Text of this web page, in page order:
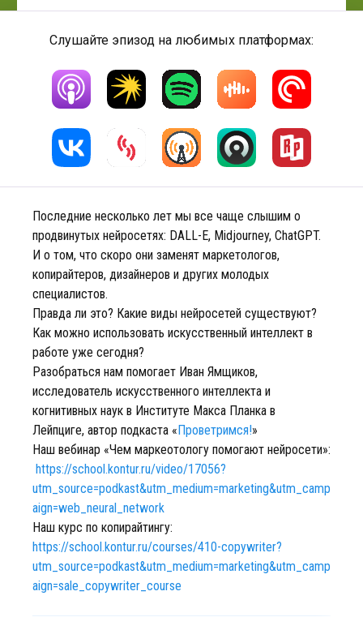
Слушайте эпизод на любимых платформах:
Последние несколько лет мы все чаще слышим о
продвинутых нейросетях: DALL-E, Midjourney, ChatGPT.
И о том, что скоро они заменят маркетологов,
копирайтеров, дизайнеров и других молодых
специалистов.
Правда ли это? Какие виды нейросетей существуют?
Как можно использовать искусственный интеллект в
работе уже сегодня?
Разобраться нам помогает Иван Ямщиков,
исследователь искусственного интеллекта и
когнитивных наук в Институте Макса Планка в
Лейпциге, автор подкаста «Проветримся!»
Наш вебинар «Чем маркеотологу помогают нейросети»:
https://school.kontur.ru/video/17056?
utm_source=podkast&utm_medium=marketing&utm_camp
aign=web_neural_network
Наш курс по копирайтингу:
https://school.kontur.ru/courses/410-copywriter?
utm_source=podkast&utm_medium=marketing&utm_camp
aign=sale_copywriter_course